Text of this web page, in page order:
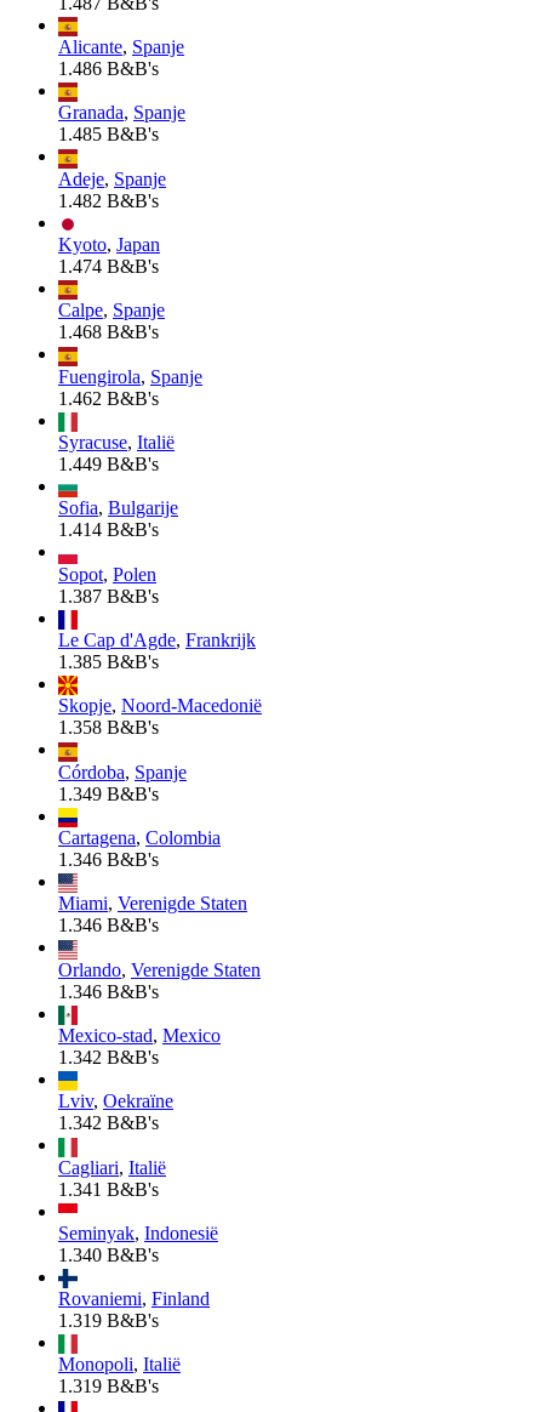
Alicante, Spanje
1.486 B&B's
Granada, Spanje
1.485 B&B's
Adeje, Spanje
1.482 B&B's
Kyoto, Japan
1.474 B&B's
Calpe, Spanje
1.468 B&B's
Fuengirola, Spanje
1.462 B&B's
Syracuse, Italië
1.449 B&B's
Sofia, Bulgarije
1.414 B&B's
Sopot, Polen
1.387 B&B's
Le Cap d'Agde, Frankrijk
1.385 B&B's
Skopje, Noord-Macedonië
1.358 B&B's
Córdoba, Spanje
1.349 B&B's
Cartagena, Colombia
1.346 B&B's
Miami, Verenigde Staten
1.346 B&B's
Orlando, Verenigde Staten
1.346 B&B's
Mexico-stad, Mexico
1.342 B&B's
Lviv, Oekraïne
1.342 B&B's
Cagliari, Italië
1.341 B&B's
Seminyak, Indonesië
1.340 B&B's
Rovaniemi, Finland
1.319 B&B's
Monopoli, Italië
1.319 B&B's